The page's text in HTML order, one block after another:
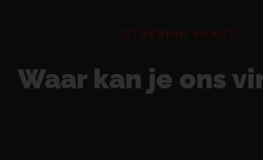
SITUERING KAART
Waar kan je ons